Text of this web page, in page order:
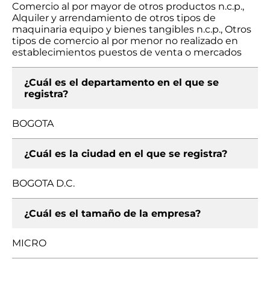
Comercio al por mayor de otros productos n.c.p.,
Alquiler y arrendamiento de otros tipos de
maquinaria equipo y bienes tangibles n.c.p., Otros
tipos de comercio al por menor no realizado en
establecimientos puestos de venta o mercados
¿Cuál es el departamento en el que se
registra?
BOGOTA
¿Cuál es la ciudad en el que se registra?
BOGOTA D.C.
¿Cuál es el tamaño de la empresa?
MICRO